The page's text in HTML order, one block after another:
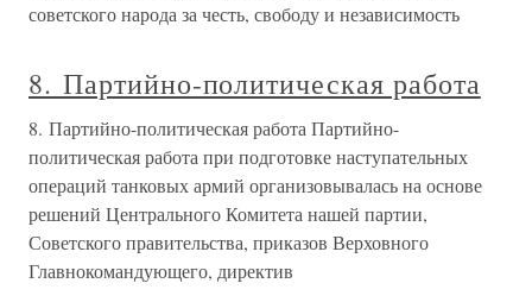
советского народа за честь, свободу и независимость
8. Партийно-политическая работа
8. Партийно-политическая работа Партийно-
политическая работа при подготовке наступательных
операций танковых армий организовывалась на основе
решений Центрального Комитета нашей партии,
Советского правительства, приказов Верховного
Главнокомандующего, директив